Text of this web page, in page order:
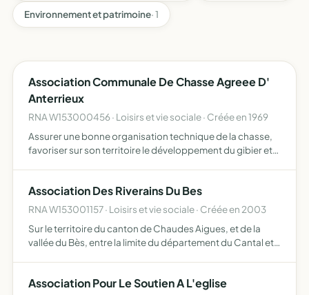
Environnement et patrimoine· 1
Association Communale De Chasse Agreee D'
Anterrieux
RNA W153000456 · Loisirs et vie sociale · Créée en 1969
Assurer une bonne organisation technique de la chasse,
favoriser sur son territoire le développement du gibier et
…
Association Des Riverains Du Bes
RNA W153001157 · Loisirs et vie sociale · Créée en 2003
Sur le territoire du canton de Chaudes Aigues, et de la
vallée du Bès, entre la limite du département du Cantal et
Association Pour Le Soutien A L'eglise